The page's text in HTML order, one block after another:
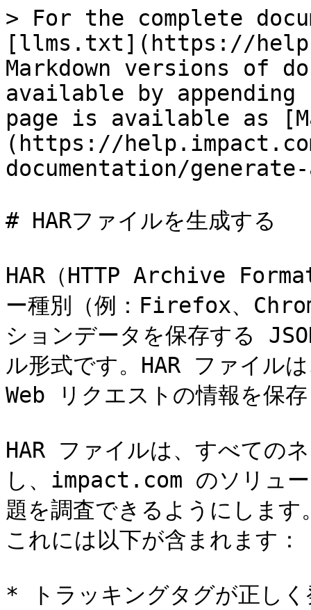
> For the complete
[llms.txt](https://
Markdown versions of
available by
page is available as
(https://
documentation/
# HARファイルを生成する
HAR（HTTP Archive
ー種別（例：Firefox、
ションデータを保存する
ル形式です。HAR ファイル
Web リクエストの情報を保
HAR ファイルは、すべての
し、impact.com のソリュー
題を調査できるようにしま
これには以下が含まれます：
* トラッキングタグが正し